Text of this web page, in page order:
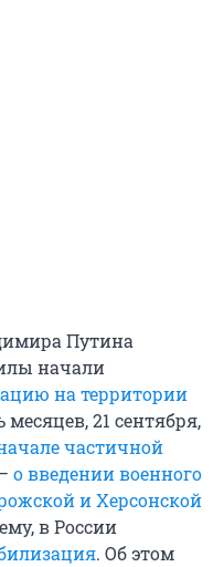
Путина
начали
на территории
21 сентября,
частичной
о введении военного
и Херсонской
в России
. Об этом